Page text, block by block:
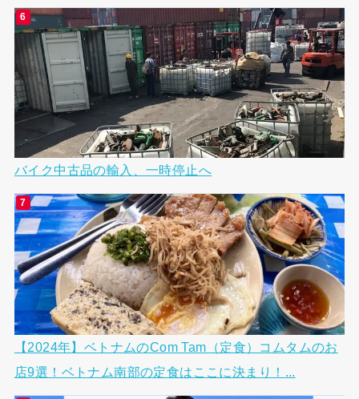
バイク中古品の輸入、一時停止へ
【2024年】ベトナムのCom Tam（定食）コムタムのお
店9選！ベトナム南部の定食はここに決まり！...